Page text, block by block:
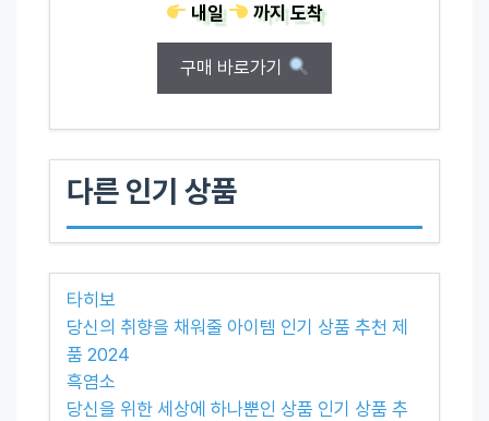
내일
까지도착
구매 바로가기
다른 인기 상품
타히보
당신의 취향을 채워줄 아이템 인기 상품 추천 제
품 2024
흑염소
당신을 위한 세상에 하나뿐인 상품 인기 상품 추